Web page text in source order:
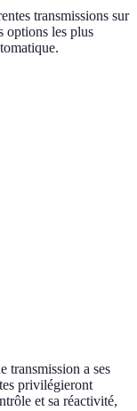
transmissions sur
options les plus
transmission a ses
privilégieront
et sa réactivité,